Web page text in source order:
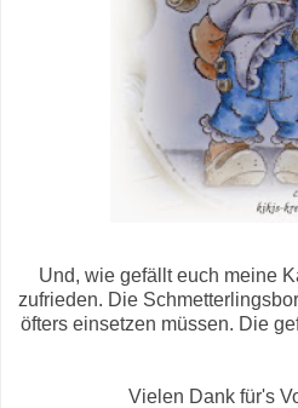
Und, wie gefällt euch meine
zufrieden. Die
öfters einsetzen müssen. Die
Vielen Dank für's